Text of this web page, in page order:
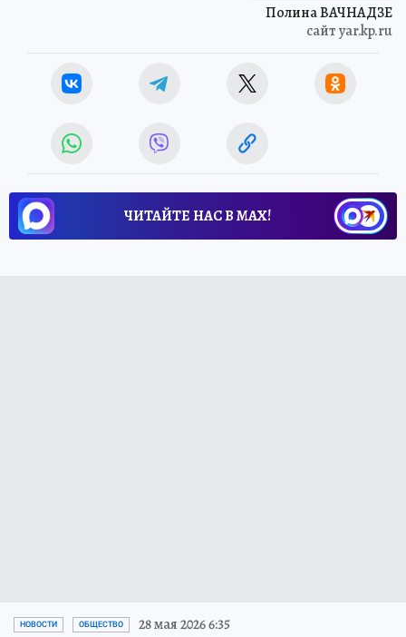
Полина ВАЧНАДЗЕ
сайт yar.kp.ru
ЧИТАЙТЕ НАС В МАХ!
НОВОСТИ ОБЩЕСТВО 28 мая 2026 6:35